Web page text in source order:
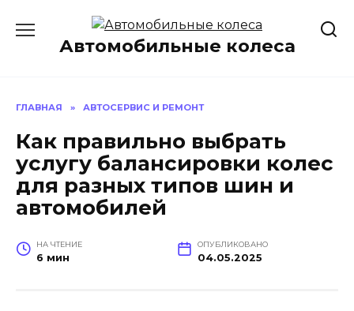
содержаниюАвтомобильные колеса
ГЛАВНАЯ » АВТОСЕРВИС И РЕМОНТ
Как правильно выбрать
услугу балансировки колес
для разных типов шин и
автомобилей
НА ЧТЕНИЕ
6 мин
ОПУБЛИКОВАНО
04.05.2025